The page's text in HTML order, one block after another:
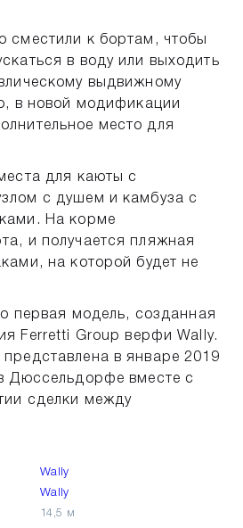
сместили к бортам, чтобы
в воду или выходить
выдвижному
в новой модификации
место для
для каюты с
с душем и камбуза с
На корме
и получается пляжная
на которой будет не
первая модель, созданная
Ferretti Group верфи Wally.
в январе 2019
Дюссельдорфе вместе с
сделки между
Wally
Wally
14,5 м